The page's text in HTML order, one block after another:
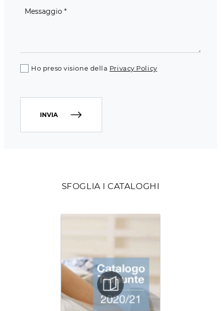
SFOGLIA I CATALOGHI
Ho preso visione della Privacy Policy
INVIA